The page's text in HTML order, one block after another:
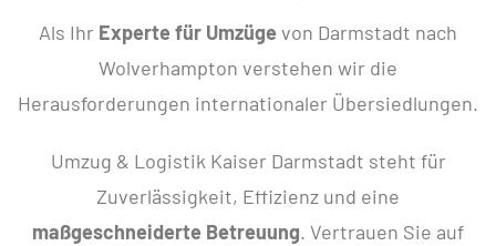
Als Ihr Experte für Umzüge von Darmstadt nach
Wolverhampton verstehen wir die
Herausforderungen internationaler Übersiedlungen.
Umzug & Logistik Kaiser Darmstadt steht für
Zuverlässigkeit, Effizienz und eine
maßgeschneiderte Betreuung. Vertrauen Sie auf